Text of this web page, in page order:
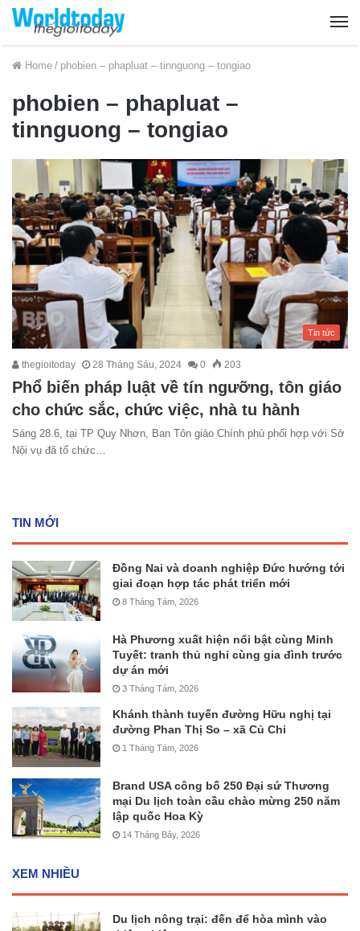
Home / phobien – phapluat – tinnguong – tongiao
phobien – phapluat –
tinnguong – tongiao
Tin tức
thegioitoday 28 Tháng Sáu, 2024 0 203
Phổ biến pháp luật về tín ngưỡng, tôn giáo
cho chức sắc, chức việc, nhà tu hành
Sáng 28.6, tại TP Quy Nhơn, Ban Tôn giáo Chính phủ phối hợp với Sở
Nội vụ đã tổ chức…
TIN MỚI
Đồng Nai và doanh nghiệp Đức hướng tới
giai đoạn hợp tác phát triển mới
8 Tháng Tám, 2026
Hà Phương xuất hiện nổi bật cùng Minh
Tuyết: tranh thủ nghỉ cùng gia đình trước
dự án mới
3 Tháng Tám, 2026
Khánh thành tuyến đường Hữu nghị tại
đường Phan Thị So – xã Củ Chi
1 Tháng Tám, 2026
Brand USA công bố 250 Đại sứ Thương
mại Du lịch toàn cầu chào mừng 250 năm
lập quốc Hoa Kỳ
14 Tháng Bảy, 2026
XEM NHIỀU
Du lịch nông trại: đến để hòa mình vào